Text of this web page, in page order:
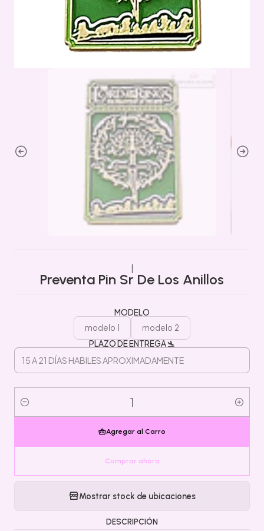
Preventa Pin Sr De Los Anillos
MODELO
modelo 1 modelo 2
PLAZO DE ENTREGA 🛬
Cantidad
Agregar al Carro
Comprar ahora
Mostrar stock de ubicaciones
DESCRIPCIÓN